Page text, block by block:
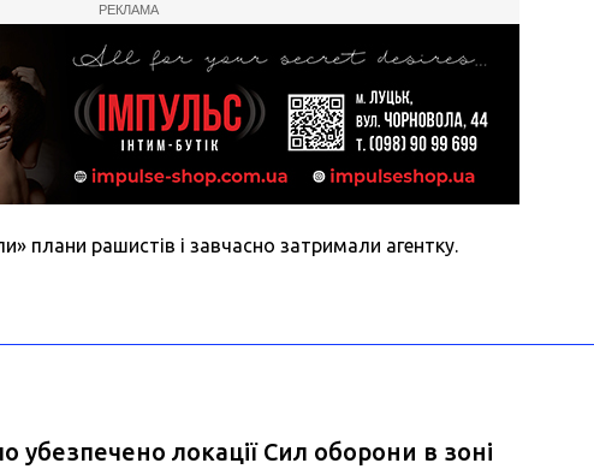
РЕКЛАМА
плани рашистів і завчасно затримали агентку.
убезпечено локації Сил оборони в зоні